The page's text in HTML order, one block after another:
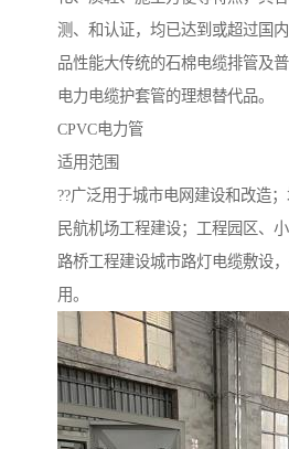
测、和认证，均已达到或超过国
品性能大传统的石棉电缆排管及
电力电缆护套管的理想替代品。
CPVC电力管
适用范围
??广泛用于城市电网建设和改造；
民航机场工程建设；工程园区、
路桥工程建设城市路灯电缆敷设
用。